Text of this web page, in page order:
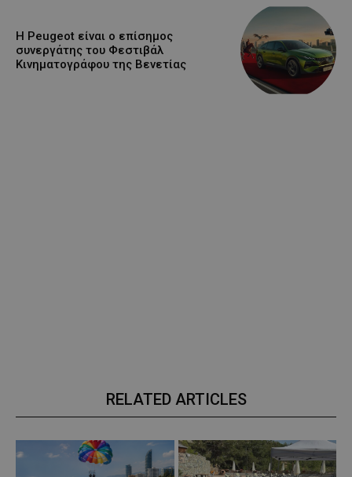
Η Peugeot είναι ο επίσημος
συνεργάτης του Φεστιβάλ
Κινηματογράφου της Βενετίας
RELATED ARTICLES